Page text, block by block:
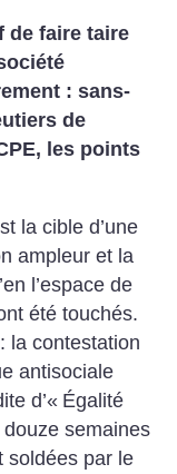
de faire taire
: sans-
de
les points
la cible d’une
ampleur et la
l’espace de
été touchés.
la contestation
antisociale
d’« Égalité
semaines
soldées par le